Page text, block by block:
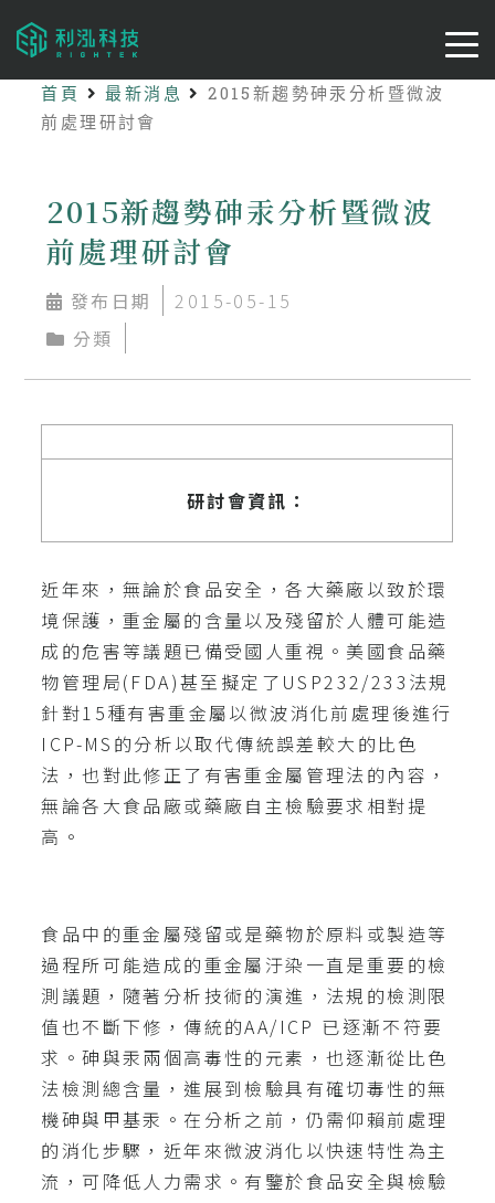
首頁 最新消息
2015新趨勢砷汞分析暨微波
前處理研討會
2015新趨勢砷汞分析暨微波
前處理研討會
發布日期
2015-05-15
分類
研討會資訊：
近年來，無論於食品安全，各大藥廠以致於環
境保護，重金屬的含量以及殘留於人體可能造
成的危害等議題已備受國人重視。美國食品藥
物管理局(FDA)甚至擬定了USP232/233法規
針對15種有害重金屬以微波消化前處理後進行
ICP-MS的分析以取代傳統誤差較大的比色
法，也對此修正了有害重金屬管理法的內容，
無論各大食品廠或藥廠自主檢驗要求相對提
高。
食品中的重金屬殘留或是藥物於原料或製造等
過程所可能造成的重金屬汙染一直是重要的檢
測議題，隨著分析技術的演進，法規的檢測限
值也不斷下修，傳統的AA/ICP 已逐漸不符要
求。砷與汞兩個高毒性的元素，也逐漸從比色
法檢測總含量，進展到檢驗具有確切毒性的無
機砷與甲基汞。在分析之前，仍需仰賴前處理
的消化步驟，近年來微波消化以快速特性為主
流，可降低人力需求。有鑒於食品安全與檢驗